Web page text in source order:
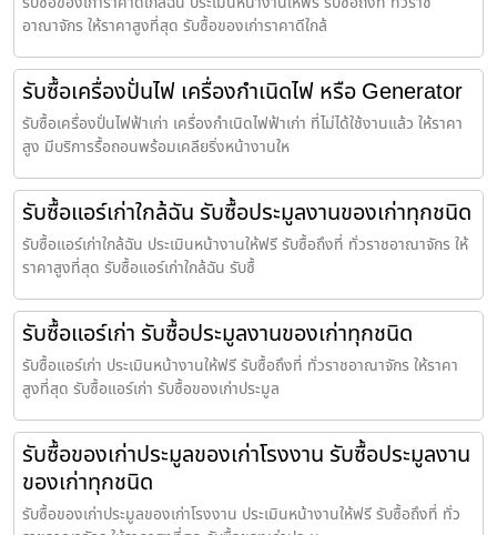
อาณาจักร ให้ราคาสูงที่สุด รับซื้อของเก่าราคาดีใกล้
รับซื้อเครื่องปั่นไฟ เครื่องกำเนิดไฟ หรือ Generator
รับซื้อเครื่องปั่นไฟฟ้าเก่า เครื่องกำเนิดไฟฟ้าเก่า ที่ไม่ได้ใช้งานแล้ว ให้ราคา
สูง มีบริการรื้อถอนพร้อมเคลียริ่งหน้างานให
รับซื้อแอร์เก่าใกล้ฉัน รับซื้อประมูลงานของเก่าทุกชนิด
รับซื้อแอร์เก่าใกล้ฉัน ประเมินหน้างานให้ฟรี รับซื้อถึงที่ ทั่วราชอาณาจักร ให้
ราคาสูงที่สุด รับซื้อแอร์เก่าใกล้ฉัน รับซื้
รับซื้อแอร์เก่า รับซื้อประมูลงานของเก่าทุกชนิด
รับซื้อแอร์เก่า ประเมินหน้างานให้ฟรี รับซื้อถึงที่ ทั่วราชอาณาจักร ให้ราคา
สูงที่สุด รับซื้อแอร์เก่า รับซื้อของเก่าประมูล
รับซื้อของเก่าประมูลของเก่าโรงงาน รับซื้อประมูลงาน
ของเก่าทุกชนิด
รับซื้อของเก่าประมูลของเก่าโรงงาน ประเมินหน้างานให้ฟรี รับซื้อถึงที่ ทั่ว